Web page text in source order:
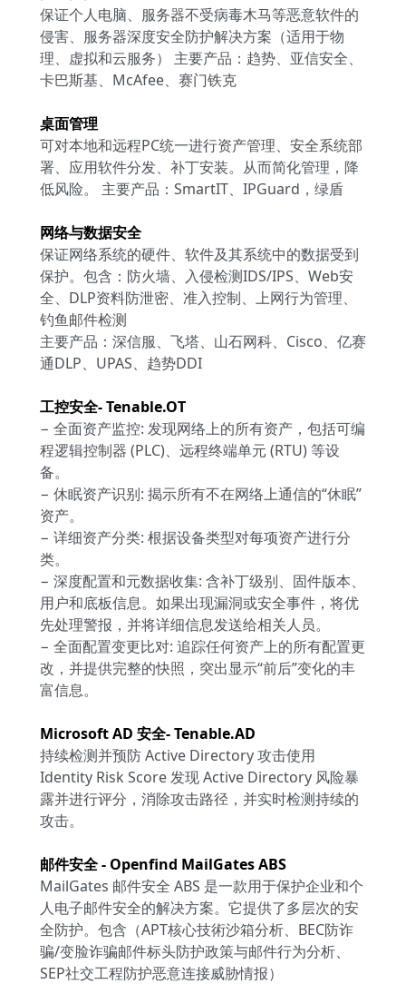
保证个人电脑、服务器不受病毒木马等恶意软件的
侵害、服务器深度安全防护解决方案（适用于物
理、虚拟和云服务） 主要产品：趋势、亚信安全、
卡巴斯基、McAfee、赛门铁克
桌面管理
可对本地和远程PC统一进行资产管理、安全系统部
署、应用软件分发、补丁安装。从而简化管理，降
低风险。 主要产品：SmartIT、IPGuard，绿盾
网络与数据安全
保证网络系统的硬件、软件及其系统中的数据受到
保护。包含：防火墙、入侵检测IDS/IPS、Web安
全、DLP资料防泄密、准入控制、上网行为管理、
钓鱼邮件检测
主要产品：深信服、飞塔、山石网科、Cisco、亿赛
通DLP、UPAS、趋势DDI
工控安全- Tenable.OT
− 全面资产监控: 发现网络上的所有资产，包括可编
程逻辑控制器 (PLC)、远程终端单元 (RTU) 等设
备。
− 休眠资产识别: 揭示所有不在网络上通信的“休眠”
资产。
− 详细资产分类: 根据设备类型对每项资产进行分
类。
− 深度配置和元数据收集: 含补丁级别、固件版本、
用户和底板信息。如果出现漏洞或安全事件，将优
先处理警报，并将详细信息发送给相关人员。
− 全面配置变更比对: 追踪任何资产上的所有配置更
改，并提供完整的快照，突出显示“前后”变化的丰
富信息。
Microsoft AD 安全- Tenable.AD
持续检测并预防 Active Directory 攻击使用
Identity Risk Score 发现 Active Directory 风险暴
露并进行评分，消除攻击路径，并实时检测持续的
攻击。
邮件安全 - Openfind MailGates ABS
MailGates 邮件安全 ABS 是一款用于保护企业和个
人电子邮件安全的解决方案。它提供了多层次的安
全防护。包含（APT核心技術沙箱分析、BEC防诈
骗/变脸诈骗邮件标头防护政策与邮件行为分析、
SEP社交工程防护恶意连接威胁情报）